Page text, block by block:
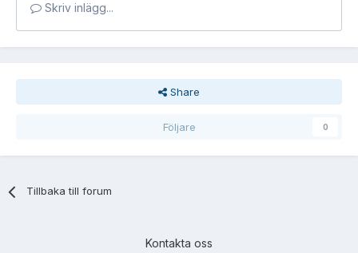
Skriv inlägg...
Share
Följare 0
Tillbaka till forum
Kontakta oss